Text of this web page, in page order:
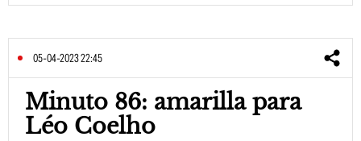
05-04-2023 22:45
Minuto 86: amarilla para
Léo Coelho